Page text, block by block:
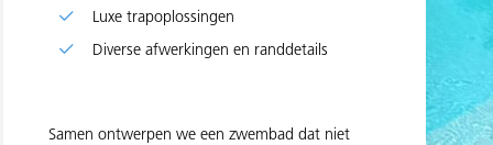
Luxe trapoplossingen
Diverse afwerkingen en randdetails
Samen ontwerpen we een zwembad dat niet